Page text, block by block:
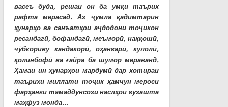
васеъ буда, решаи он ба умқи таърих
рафта мерасад. Аз ҷумла қадимтарин
ҳунарҳо ва санъатҳои аҷдодони тоҷикон
ресандагӣ, бофандагӣ, меъморӣ, наққошӣ,
чӯбкориву кандакорӣ, оҳангарӣ, кулолӣ,
қолинбофӣ ва ғайра ба шумор мераванд.
Ҳамаи ин ҳунарҳои мардумӣ дар хотираи
таърихи миллати тоҷик ҳамчун мероси
фарҳанги тамаддунсози наслҳои гузашта
маҳфуз монда...